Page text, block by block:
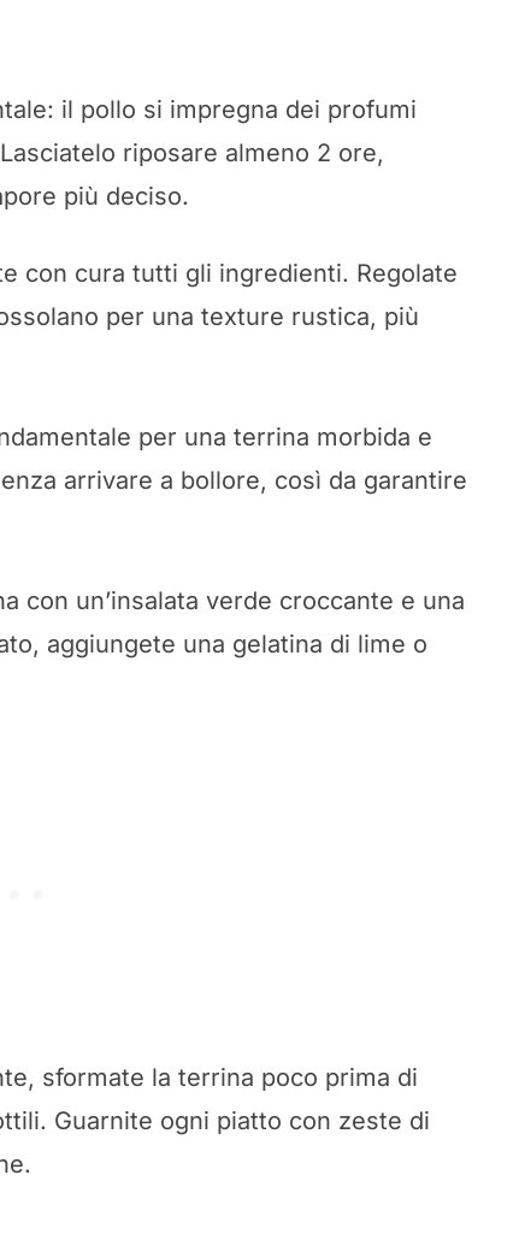
il pollo si impregna dei profumi
riposare almeno 2 ore,
più deciso.
con cura tutti gli ingredienti. Regolate
per una texture rustica, più
per una terrina morbida e
arrivare a bollore, così da garantire
con un’insalata verde croccante e una
aggiungete una gelatina di lime o
sformate la terrina poco prima di
Guarnite ogni piatto con zeste di